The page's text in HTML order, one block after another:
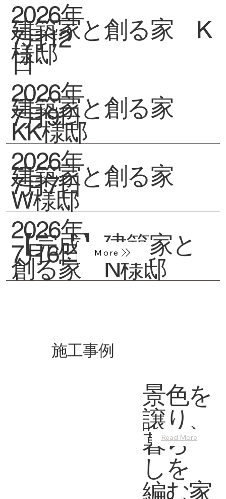
2026年
7月12
日
建築家と創る家 K
様邸
2026年
7月9日
建築家と創る家
KK様邸
2026年
7月7日
建築家と創る家
W様邸
2026年
7月6日
【完成】建築家と
創る家 N様邸
More
施工事例
景色を
譲り、
暮ら
しを
編む家
Read More